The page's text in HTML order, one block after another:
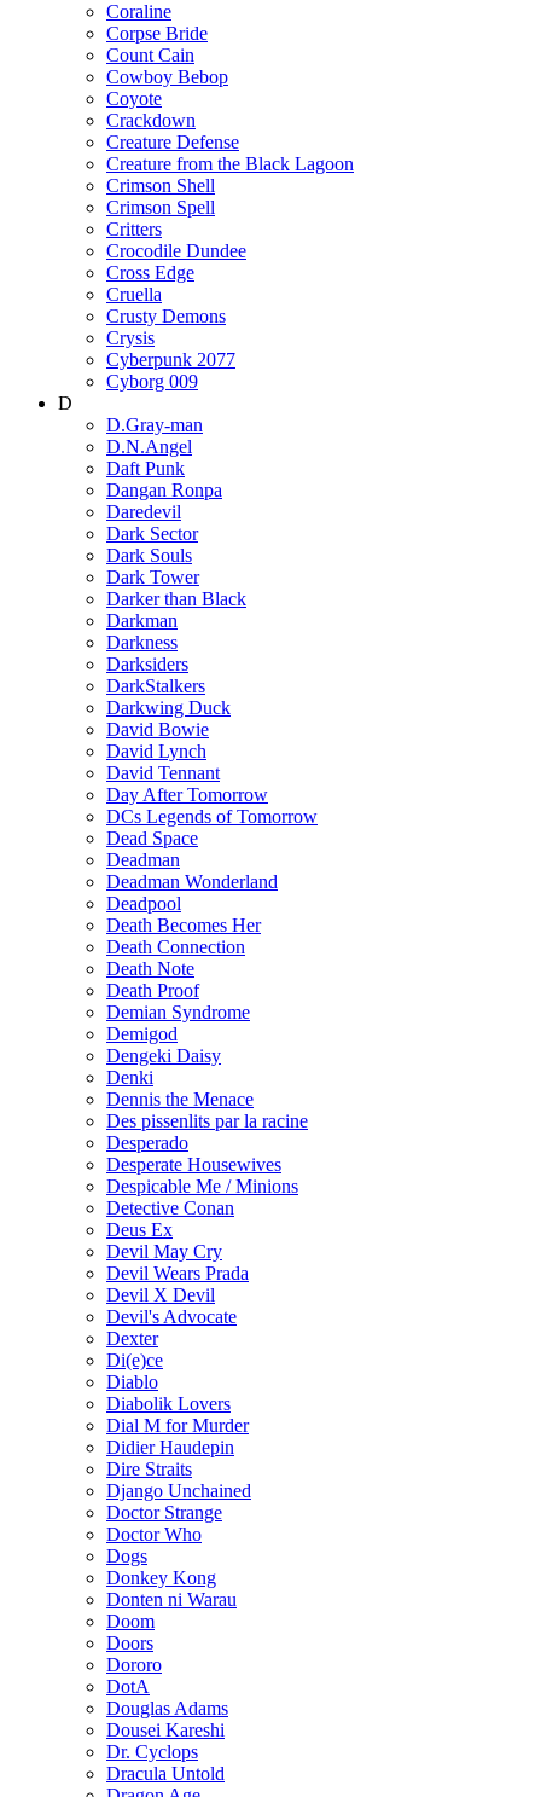
Coraline
Corpse Bride
Count Cain
Cowboy Bebop
Coyote
Crackdown
Creature Defense
Creature from the Black Lagoon
Crimson Shell
Crimson Spell
Critters
Crocodile Dundee
Cross Edge
Cruella
Crusty Demons
Crysis
Cyberpunk 2077
Cyborg 009
D
D.Gray-man
D.N.Angel
Daft Punk
Dangan Ronpa
Daredevil
Dark Sector
Dark Souls
Dark Tower
Darker than Black
Darkman
Darkness
Darksiders
DarkStalkers
Darkwing Duck
David Bowie
David Lynch
David Tennant
Day After Tomorrow
DCs Legends of Tomorrow
Dead Space
Deadman
Deadman Wonderland
Deadpool
Death Becomes Her
Death Connection
Death Note
Death Proof
Demian Syndrome
Demigod
Dengeki Daisy
Denki
Dennis the Menace
Des pissenlits par la racine
Desperado
Desperate Housewives
Despicable Me / Minions
Detective Conan
Deus Ex
Devil May Cry
Devil Wears Prada
Devil X Devil
Devil's Advocate
Dexter
Di(e)ce
Diablo
Diabolik Lovers
Dial M for Murder
Didier Haudepin
Dire Straits
Django Unchained
Doctor Strange
Doctor Who
Dogs
Donkey Kong
Donten ni Warau
Doom
Doors
Dororo
DotA
Douglas Adams
Dousei Kareshi
Dr. Cyclops
Dracula Untold